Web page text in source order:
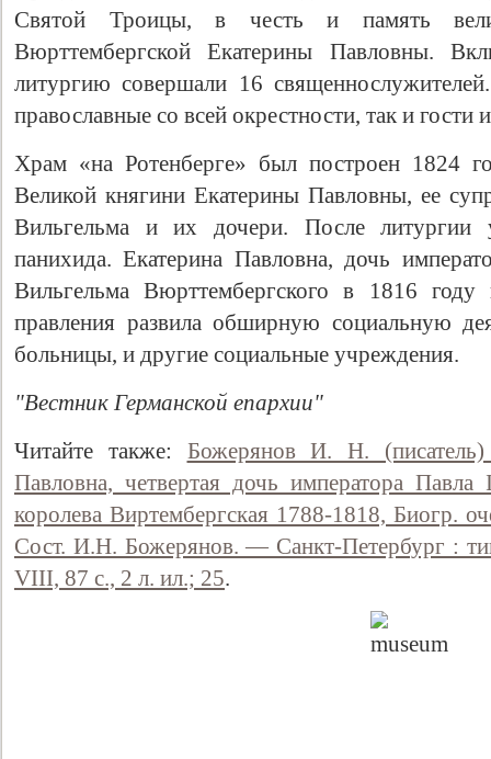
Святой Троицы, в честь и память
Вюрттембергской Екатерины Павловны.
литургию совершали 16
православные со всей окрестности, так и гости
Храм «на Ротенберге» был построен 1824
Великой княгини Екатерины Павловны, ее
Вильгельма и их дочери. После литургии
панихида. Екатерина Павловна, дочь
Вильгельма Вюрттембергского в 1816
правления развила обширную социальную
больницы, и другие социальные учреждения.
"Вестник Германской епархии"
Читайте также: Божерянов И. Н. (писатель)
Павловна, четвертая дочь императора Павла
королева Виртембергская 1788-1818, Биогр.
Сост. И.Н. Божерянов. — Санкт-Петербург :
VIII, 87 с., 2 л. ил.; 25.